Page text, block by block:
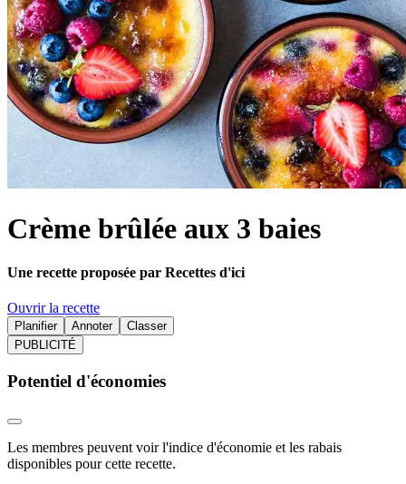
Crème brûlée aux 3 baies
Une recette proposée par Recettes d'ici
Ouvrir la recette
Planifier Annoter
Classer
PUBLICITÉ
Potentiel d'économies
Les membres peuvent voir l'indice d'économie et les rabais
disponibles pour cette recette.